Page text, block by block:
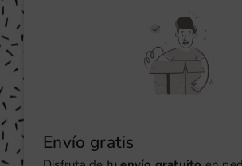
Envío gratis